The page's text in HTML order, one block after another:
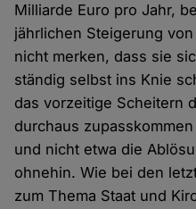
Milliarde Euro pro Jahr,
jährlichen Steigerung
nicht merken, dass sie
ständig selbst ins Knie
das vorzeitige Scheitern
durchaus
und nicht etwa die
ohnehin. Wie bei den
zum Thema Staat und